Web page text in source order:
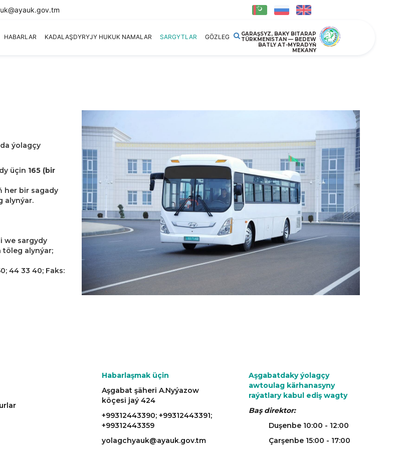
HABARLAR KADALAŞDYRYJY HUKUK NAMALAR SARGYTLAR GÖZLEG
GARAŞSYZ, BAKY BITARAP
TÜRKMENISTAN — BEDEW
BATLY AT-MYRADYŇ
MEKANY
ýolagçy
üçin 165 (bir
her bir sagady
alynýar.
we sargydy
töleg alynýar;
44 33 40; Faks:
Habarlaşmak üçin
Aşgabat şäheri A.Nyýazow
köçesi jaý 424
+99312443390; +99312443391;
+99312443359
yolagchyauk@ayauk.gov.tm
Aşgabatdaky ýolagçy
awtoulag kärhanasyny
raýatlary kabul ediş wagty
Baş direktor:
Duşenbe 10:00 - 12:00
Çarşenbe 15:00 - 17:00